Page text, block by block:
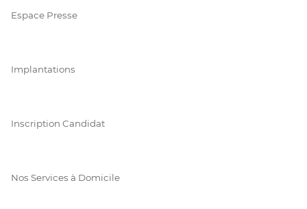
Espace Presse
Implantations
Inscription Candidat
Nos Services à Domicile